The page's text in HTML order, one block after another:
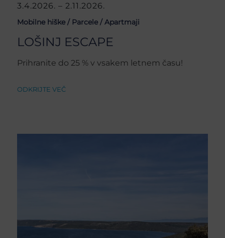
3.4.2026. – 2.11.2026.
Mobilne hiške / Parcele /Apartmaji
LOŠINJ ESCAPE
Prihranite do 25 % v vsakem letnem času!
ODKRIJTE VEČ